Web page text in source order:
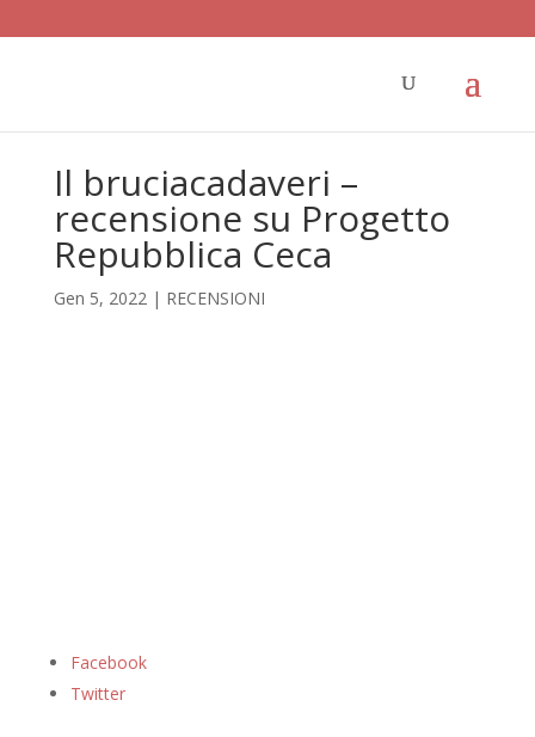
Il bruciacadaveri –
recensione su Progetto
Repubblica Ceca
Gen 5, 2022| RECENSIONI
Facebook
Twitter